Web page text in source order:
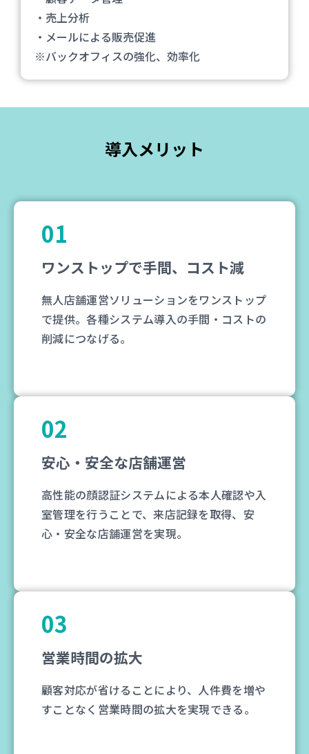
・売上分析
・メールによる販売促進
※バックオフィスの強化、効率化
導入メリット
01
ワンストップで手間、コスト減
無人店舗運営ソリューションをワンストップ
で提供。各種システム導入の手間・コストの
削減につなげる。
02
安心・安全な店舗運営
高性能の顔認証システムによる本人確認や入
室管理を行うことで、来店記録を取得、安
心・安全な店舗運営を実現。
03
営業時間の拡大
顧客対応が省けることにより、人件費を増や
すことなく営業時間の拡大を実現できる。